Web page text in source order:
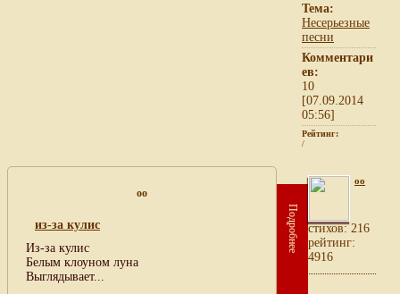
Тема:
Несерьезные
песни
Комментари
ев:
10
[07.09.2014
05:56]
Рейтинг:
/
oo
из-за кулис
Из-за кулис
Белым клоуном луна
Выглядывает...
Подробнее
oo
cтихов: 216
рейтинг:
4916